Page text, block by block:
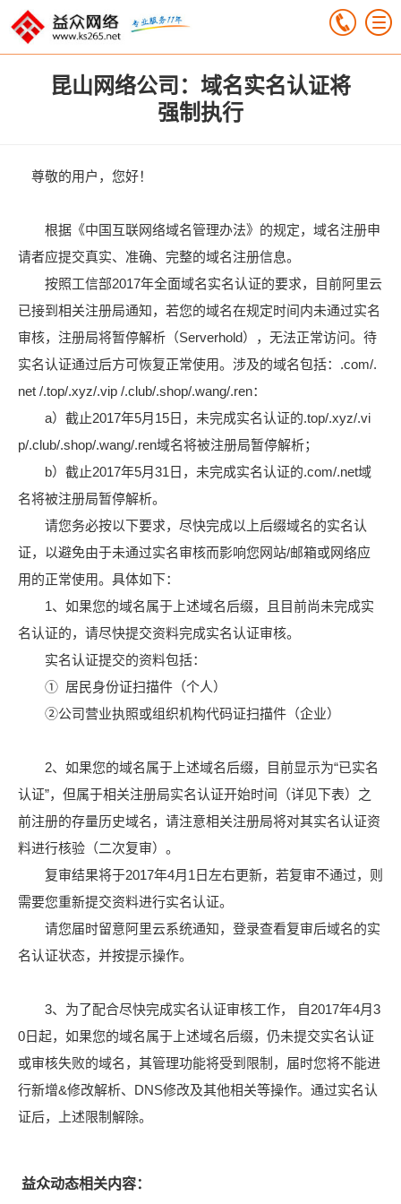
昆山网络公司：域名实名认证将
强制执行
尊敬的用户，您好！
根据《中国互联网络域名管理办法》的规定，域名注册申
请者应提交真实、准确、完整的域名注册信息。
按照工信部2017年全面域名实名认证的要求，目前阿里云
已接到相关注册局通知，若您的域名在规定时间内未通过实名
审核，注册局将暂停解析（Serverhold），无法正常访问。待
实名认证通过后方可恢复正常使用。涉及的域名包括：.com/.
net /.top/.xyz/.vip /.club/.shop/.wang/.ren：
a）截止2017年5月15日，未完成实名认证的.top/.xyz/.vi
p/.club/.shop/.wang/.ren域名将被注册局暂停解析；
b）截止2017年5月31日，未完成实名认证的.com/.net域
名将被注册局暂停解析。
请您务必按以下要求，尽快完成以上后缀域名的实名认
证，以避免由于未通过实名审核而影响您网站/邮箱或网络应
用的正常使用。具体如下：
1、如果您的域名属于上述域名后缀，且目前尚未完成实
名认证的，请尽快提交资料完成实名认证审核。
实名认证提交的资料包括：
① 居民身份证扫描件（个人）
②公司营业执照或组织机构代码证扫描件（企业）
2、如果您的域名属于上述域名后缀，目前显示为“已实名
认证”，但属于相关注册局实名认证开始时间（详见下表）之
前注册的存量历史域名，请注意相关注册局将对其实名认证资
料进行核验（二次复审）。
复审结果将于2017年4月1日左右更新，若复审不通过，则
需要您重新提交资料进行实名认证。
请您届时留意阿里云系统通知，登录查看复审后域名的实
名认证状态，并按提示操作。
3、为了配合尽快完成实名认证审核工作， 自2017年4月3
0日起，如果您的域名属于上述域名后缀，仍未提交实名认证
或审核失败的域名，其管理功能将受到限制，届时您将不能进
行新增&修改解析、DNS修改及其他相关等操作。通过实名认
证后，上述限制解除。
益众动态相关内容：